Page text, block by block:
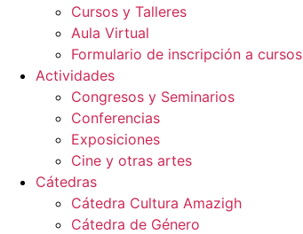
Cursos y Talleres
Aula Virtual
Formulario de inscripción a cursos
Actividades
Congresos y Seminarios
Conferencias
Exposiciones
Cine y otras artes
Cátedras
Cátedra Cultura Amazigh
Cátedra de Género